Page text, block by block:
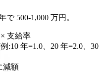
で 500-1,000 万円。
支給率
:10 年=1.0、20 年=2.0、30
減額